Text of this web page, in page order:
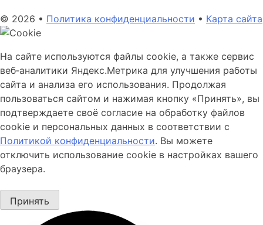
© 2026 • Политика конфиденциальности • Карта сайта
На сайте используются файлы cookie, а также сервис
веб‑аналитики Яндекс.Метрика для улучшения работы
сайта и анализа его использования. Продолжая
пользоваться сайтом и нажимая кнопку «Принять», вы
подтверждаете своё согласие на обработку файлов
cookie и персональных данных в соответствии с
Политикой конфиденциальности. Вы можете
отключить использование cookie в настройках вашего
браузера.
Принять